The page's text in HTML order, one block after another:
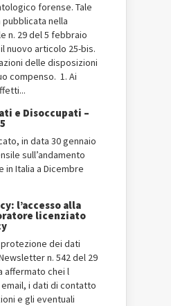
forense. Tale
nella
n. 29 del 5 febbraio
nuovo articolo 25-bis.
delle disposizioni
compenso. 1. Ai
e Disoccupati –
in data 30 gennaio
sull’andamento
in Italia a Dicembre
l’accesso alla
licenziato
dei dati
n. 542 del 29
affermato chei l
i dati di contatto
e gli eventuali